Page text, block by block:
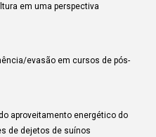
em uma perspectiva
evasão em cursos de pós-
aproveitamento energético do
de dejetos de suínos